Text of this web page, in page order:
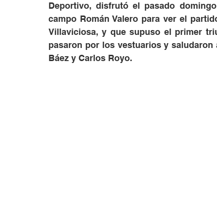
Deportivo, disfrutó el pasado
campo Román Valero para ver el
Villaviciosa, y que supuso el primer
pasaron por los vestuarios y
Báez y Carlos Royo.